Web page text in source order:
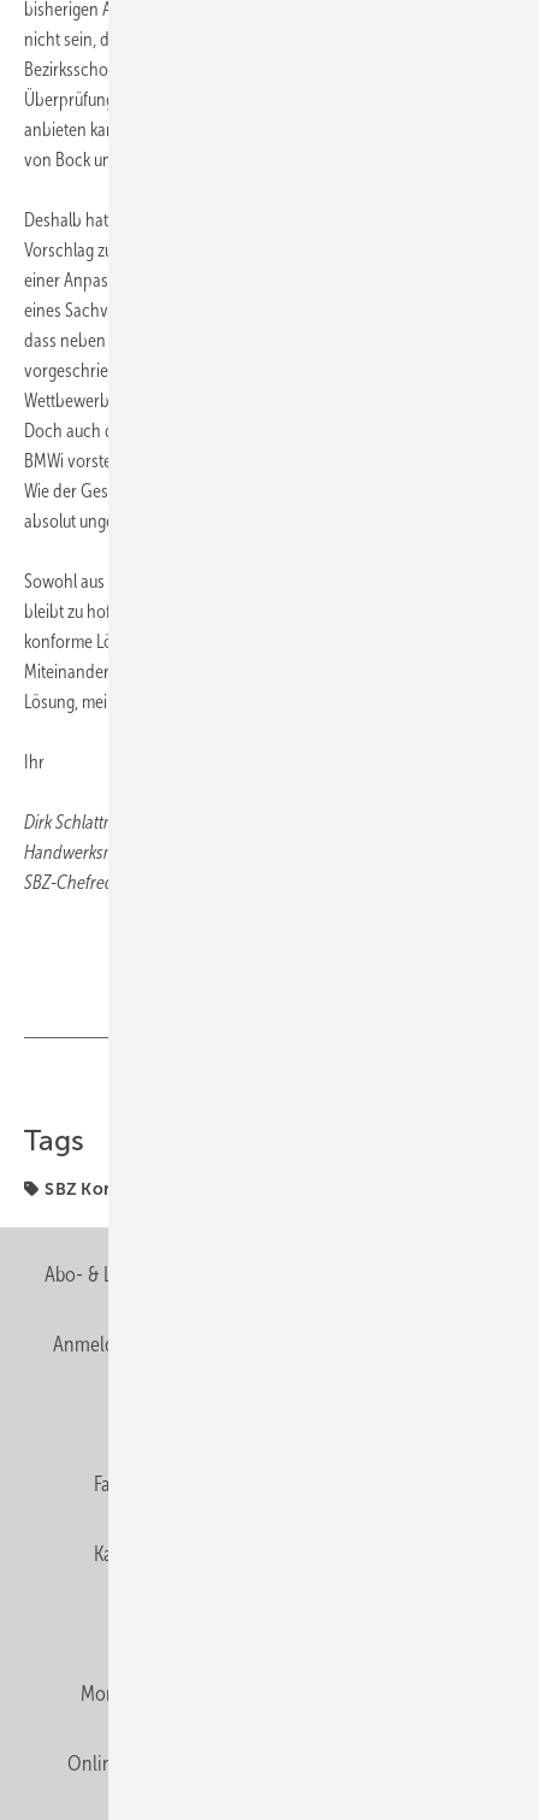
bisherigen Aufgaben des installierenden Handwerks. „Es kann doch
nicht sein, dass ein mit hoheitlichen Tätigkeiten betrauter
Bezirksschornsteinfeger einem Hauseigentümer anlässlich der
Überprüfung der Heizungsanlage auch gleich deren Wartung mit
anbieten kann“, verdeutlicht der ZVSHK-Hauptgeschäftsführer Michael
von Bock und Polach die drohenden Konsequenzen.
Deshalb hat der Zentralverband beim BMWi einen alternativen
Vorschlag zur Ausgestaltung der Gesetzesreform unterbreitet. Statt
einer Anpassung des bestehenden Systems schlägt er die Einführung
eines Sachverständigenmodells vor. Ein solches Modell ermöglicht,
dass neben der Überwachung auch andere Tätigkeiten wie die
vorgeschriebenen Messungen nach der BImSchV im freien
Wettbewerb auch durch Fachbetriebe erbracht werden könnten.
Doch auch der Zentralinnungsverband der Schornsteinfeger ist beim
BMWi vorstellig und will wiederum seine Vorstellungen durchbringen.
Wie der Gesetzesentwurf letztlich aussehen wird, ist zur Zeit noch
absolut ungewiss.
Sowohl aus Sicht der Schornsteinfeger als auch des SHK-Handwerks
bleibt zu hoffen, dass das BMWi doch noch eine mit dem EU-Recht
konforme Lösung findet, die weiterhin ein partnerschaftliches
Miteinander ermög­licht. Dies wäre für alle Beteiligten die beste
Lösung, meint
Ihr
Dirk Schlattmann
Handwerksmeister und
SBZ-Chefredakteur
Tags
SBZ Kommentar
Abo- & Leserservice
Anmelden
Fachbeiträge
Karriere bei Gentner
Montagezeiten Heizung
Online Mediadaten